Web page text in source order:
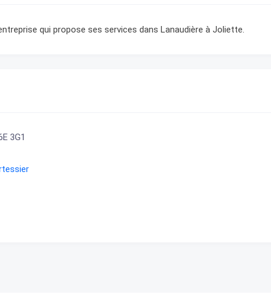
qui propose ses services dans Lanaudière à Joliette.
3G1